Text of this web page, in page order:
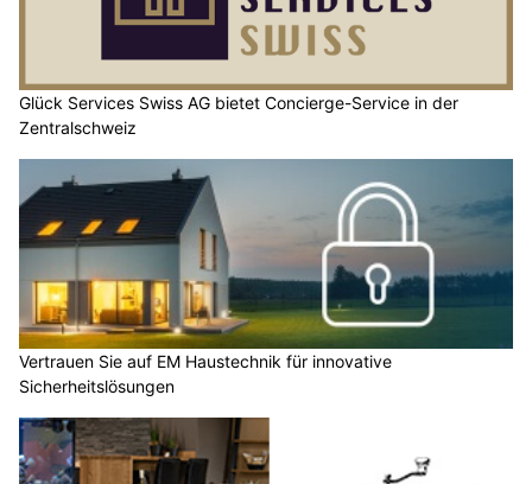
Glück Services Swiss AG bietet Concierge-Service in der
Zentralschweiz
Vertrauen Sie auf EM Haustechnik für innovative
Sicherheitslösungen